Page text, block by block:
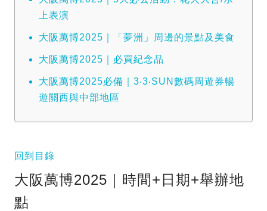
上表演
大阪萬博2025｜「夢洲」周邊的景點及美食
大阪萬博2025｜必買紀念品
大阪萬博2025必備｜3‧3‧SUN數碼周遊券暢
遊關西與中部地區
回到目錄
大阪萬博2025｜時間+日期+舉辦地
點